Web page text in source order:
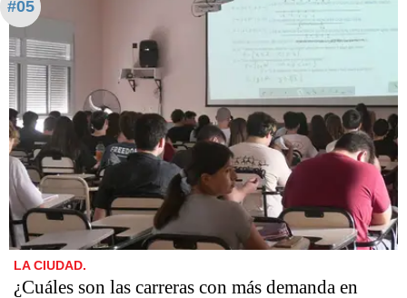
#05
LA CIUDAD.
¿Cuáles son las carreras con más demanda en